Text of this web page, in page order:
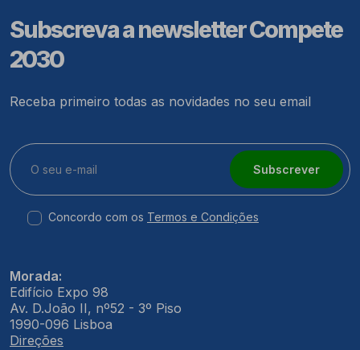
Subscreva a newsletter Compete
2030
Receba primeiro todas as novidades no seu email
Subscrever
Concordo com os Termos e Condições
Morada:
Edifício Expo 98
Av. D.João II, nº52 - 3º Piso
1990-096 Lisboa
Direções